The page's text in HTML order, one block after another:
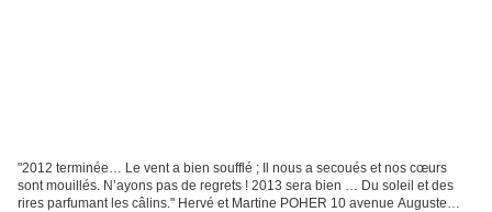
"2012 terminée… Le vent a bien soufflé ; Il nous a secoués et nos cœurs
sont mouillés. N’ayons pas de regrets ! 2013 sera bien … Du soleil et des
rires parfumant les câlins." Hervé et Martine POHER 10 avenue Auguste